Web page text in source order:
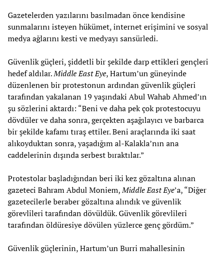
Gazetelerden yazılarını basılmadan önce kendisine
sunmalarını isteyen hükümet, internet erişimini ve sosyal
medya ağlarını kesti ve medyayı sansürledi.
Güvenlik güçleri, şiddetli bir şekilde darp ettikleri gençleri
hedef aldılar.Middle East Eye, Hartum’un güneyinde
düzenlenen bir protestonun ardından güvenlik güçleri
tarafından yakalanan 19 yaşındaki Abul Wahab Ahmed’ın
şu sözlerini aktardı: “Beni ve daha pek çok protestocuyu
dövdüler ve daha sonra, gerçekten aşağılayıcı ve barbarca
bir şekilde kafamı tıraş ettiler. Beni araçlarında iki saat
alıkoyduktan sonra, yaşadığım al-Kalakla’nın ana
caddelerinin dışında serbest bıraktılar.”
Protestolar başladığından beri iki kez gözaltına alınan
gazeteci Bahram Abdul Moniem,Middle East Eye’a, “Diğer
gazetecilerle beraber gözaltına alındık ve güvenlik
görevlileri tarafından dövüldük. Güvenlik görevlileri
tarafından öldüresiye dövülen yüzlerce genç gördüm.”
Güvenlik güçlerinin, Hartum’un Burri mahallesinin